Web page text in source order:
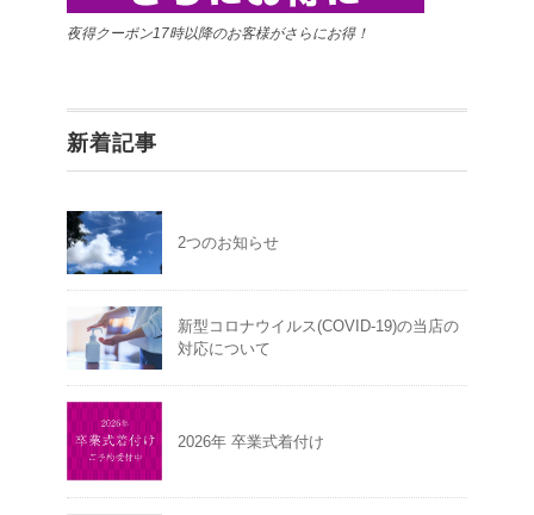
夜得クーポン17時以降のお客様がさらにお得！
新着記事
2つのお知らせ
新型コロナウイルス(COVID-19)の当店の
対応について
2026年 卒業式着付け